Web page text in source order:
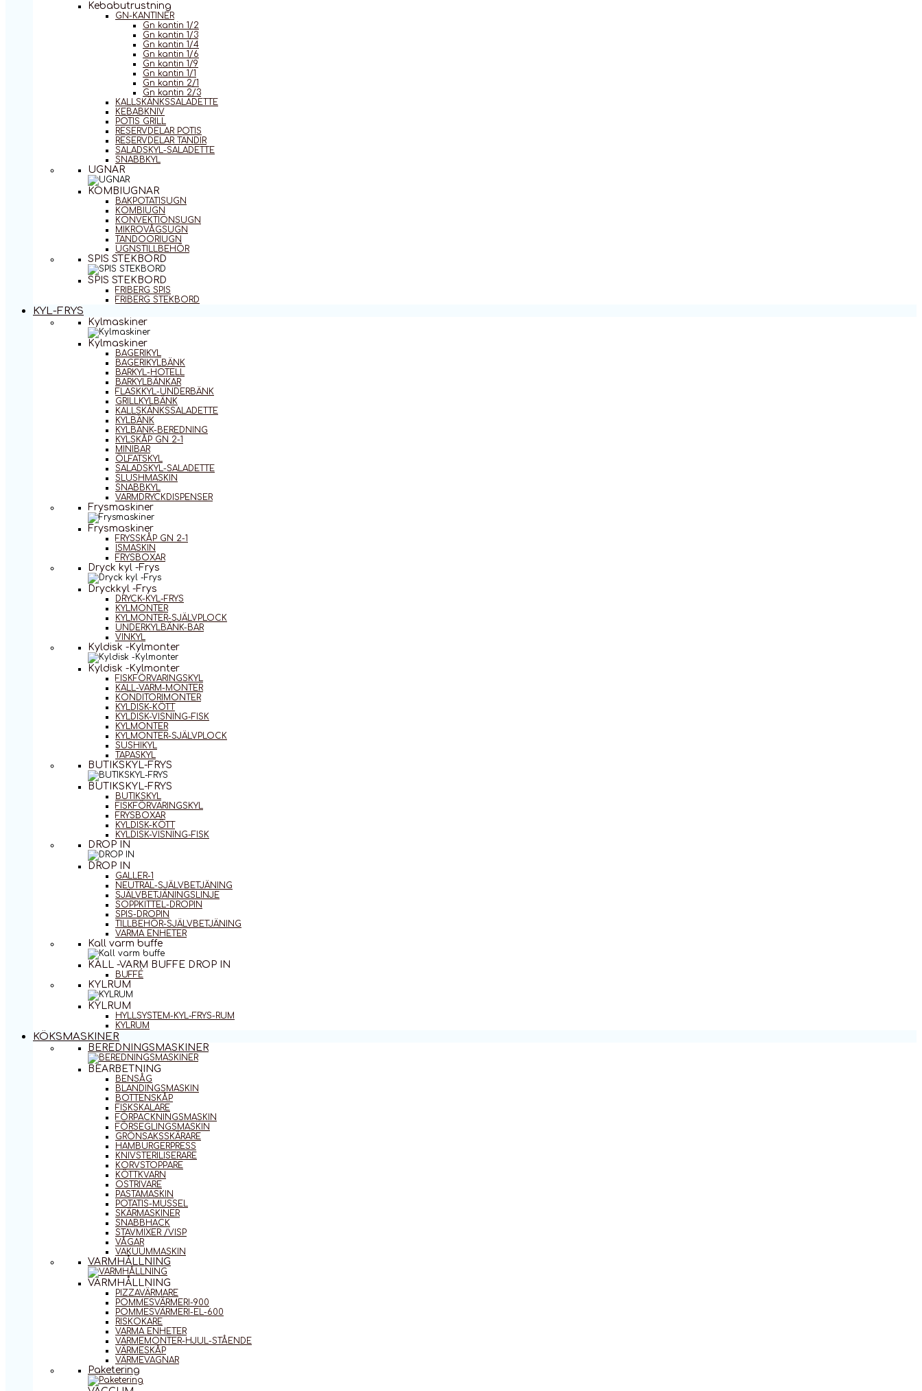
Kebabutrustning
GN-KANTINER
Gn kantin 1/2
Gn kantin 1/3
Gn kantin 1/4
Gn kantin 1/6
Gn kantin 1/9
Gn kantin 1/1
Gn kantin 2/1
Gn kantin 2/3
KALLSKÄNKSSALADETTE
KEBABKNIV
POTIS GRILL
RESERVDELAR POTIS
RESERVDELAR TANDIR
SALADSKYL-SALADETTE
SNABBKYL
UGNAR
KOMBIUGNAR
BAKPOTATISUGN
KOMBIUGN
KONVEKTIONSUGN
MIKROVÅGSUGN
TANDOORIUGN
UGNSTILLBEHÖR
SPIS STEKBORD
SPIS STEKBORD
FRIBERG SPIS
FRIBERG STEKBORD
KYL-FRYS
Kylmaskiner
Kylmaskiner
BAGERIKYL
BAGERIKYLBÄNK
BARKYL-HOTELL
BARKYLBÄNKAR
FLASKKYL-UNDERBÄNK
GRILLKYLBÄNK
KALLSKÄNKSSALADETTE
KYLBÄNK
KYLBÄNK-BEREDNING
KYLSKÅP GN 2-1
MINIBAR
ÖLFATSKYL
SALADSKYL-SALADETTE
SLUSHMASKIN
SNABBKYL
VARMDRYCKDISPENSER
Frysmaskiner
Frysmaskiner
FRYSSKÅP GN 2-1
ISMASKIN
FRYSBOXAR
Dryck kyl -Frys
Dryckkyl -Frys
DRYCK-KYL-FRYS
KYLMONTER
KYLMONTER-SJÄLVPLOCK
UNDERKYLBÄNK-BAR
VINKYL
Kyldisk -Kylmonter
Kyldisk -Kylmonter
FISKFÖRVARINGSKYL
KALL-VARM-MONTER
KONDITORIMONTER
KYLDISK-KÖTT
KYLDISK-VISNING-FISK
KYLMONTER
KYLMONTER-SJÄLVPLOCK
SUSHIKYL
TAPASKYL
BUTIKSKYL-FRYS
BUTIKSKYL-FRYS
BUTIKSKYL
FISKFÖRVARINGSKYL
FRYSBOXAR
KYLDISK-KÖTT
KYLDISK-VISNING-FISK
DROP IN
DROP IN
GALLER-1
NEUTRAL-SJÄLVBETJÄNING
SJÄLVBETJÄNINGSLINJE
SOPPKITTEL-DROPIN
SPIS-DROPIN
TILLBEHÖR-SJÄLVBETJÄNING
VARMA ENHETER
Kall varm buffe
KALL -VARM BUFFE DROP IN
BUFFÉ
KYLRUM
KYLRUM
HYLLSYSTEM-KYL-FRYS-RUM
KYLRUM
KÖKSMASKINER
BEREDNINGSMASKINER
BEARBETNING
BENSÅG
BLANDINGSMASKIN
BOTTENSKÅP
FISKSKALARE
FÖRPACKNINGSMASKIN
FÖRSEGLINGSMASKIN
GRÖNSAKSSKÄRARE
HAMBURGERPRESS
KNIVSTERILISERARE
KORVSTOPPARE
KÖTTKVARN
OSTRIVARE
PASTAMASKIN
POTATIS-MUSSEL
SKÄRMASKINER
SNABBHACK
STAVMIXER /VISP
VÅGAR
VAKUUMMASKIN
VARMHÅLLNING
VARMHÅLLNING
PIZZAVÄRMARE
POMMESVÄRMERI-900
POMMESVÄRMERI-EL-600
RISKOKARE
VARMA ENHETER
VÄRMEMONTER-HJUL-STÅENDE
VÄRMESKÅP
VÄRMEVAGNAR
Paketering